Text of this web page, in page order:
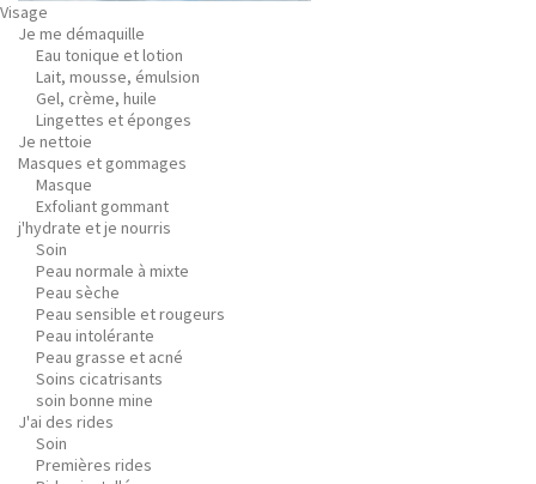
Visage
Je me démaquille
Eau tonique et lotion
Lait, mousse, émulsion
Gel, crème, huile
Lingettes et éponges
Je nettoie
Masques et gommages
Masque
Exfoliant gommant
j'hydrate et je nourris
Soin
Peau normale à mixte
Peau sèche
Peau sensible et rougeurs
Peau intolérante
Peau grasse et acné
Soins cicatrisants
soin bonne mine
J'ai des rides
Soin
Premières rides